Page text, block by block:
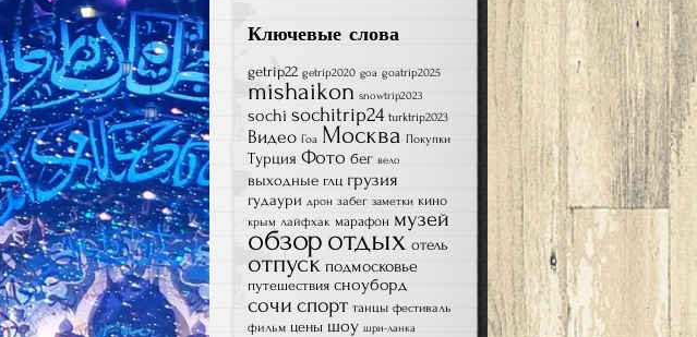
Ключевые слова
getrip22 getrip2020 goa goatrip2025
mishaikon snowtrip2023
sochi sochitrip24 turktrip2023
Видео Гоа Москва Покупки
Турция Фото бег вело
выходные глц грузия
гудаури дрон забег заметки кино
крым лайфхак марафон музей
обзоротдых отель
отпуск подмосковье
путешествия сноуборд
сочи спорт танцы фестиваль
фильм цены шоу шри-ланка